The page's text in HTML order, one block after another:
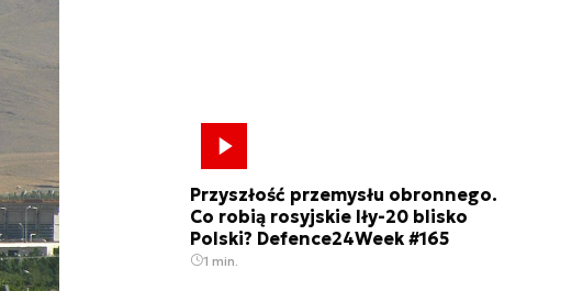
Przyszłość przemysłu obronnego.
Co robią rosyjskie Iły-20 blisko
Polski? Defence24Week #165
1 min.